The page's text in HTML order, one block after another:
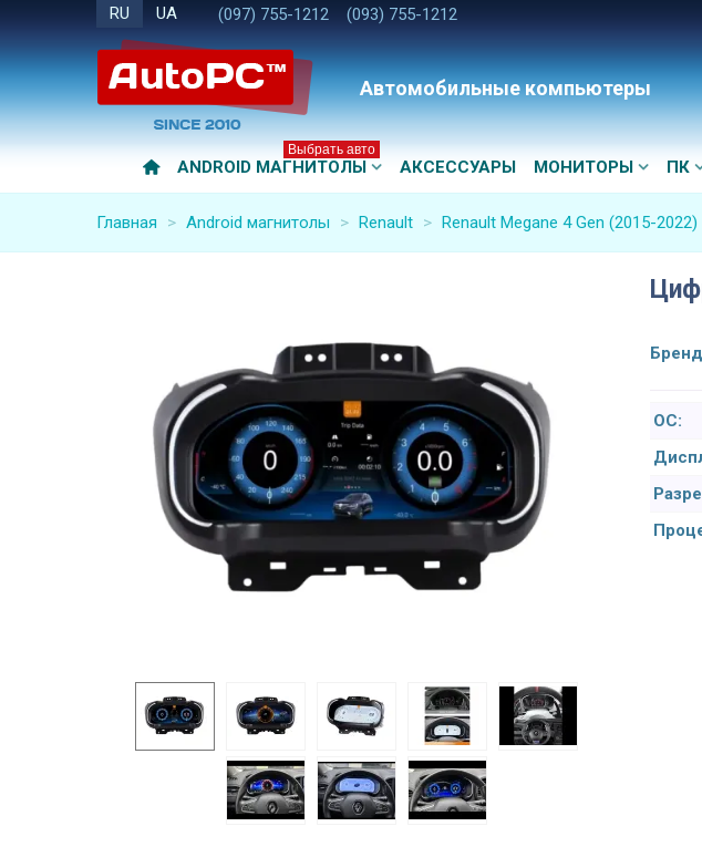
RU UA (097) 755-1212 (093) 755-1212
Автомобильные компьютеры
ANDROID МАГНИТОЛЫ
Выбрать авто
АКСЕССУАРЫ МОНИТОРЫ ПК
Главная > Android магнитолы > Renault > Renault Megane 4 Gen (2015-2022)
ОС: